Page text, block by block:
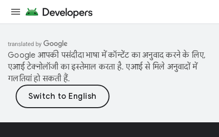
Google आपकी पसंदीदा भाषा में कॉन्टेंट का अनुवाद करने के लिए,
एआई टेक्नोलॉजी का इस्तेमाल करता है. एआई से मिले अनुवादों में
गलतियां हो सकती हैं.